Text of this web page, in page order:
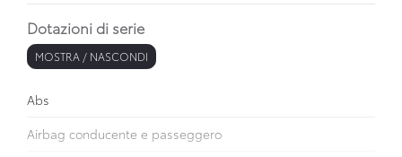
Dotazioni di serie
MOSTRA / NASCONDI
Abs
Airbag conducente e passeggero